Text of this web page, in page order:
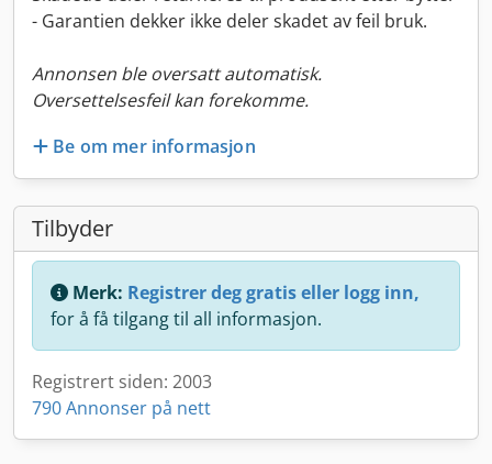
- Garantien dekker ikke deler skadet av feil bruk.
Annonsen ble oversatt automatisk.
Oversettelsesfeil kan forekomme.
Be om mer informasjon
Tilbyder
Merk: Registrer deg gratis eller logg inn,
for å få tilgang til all informasjon.
Registrert siden: 2003
790 Annonser på nett